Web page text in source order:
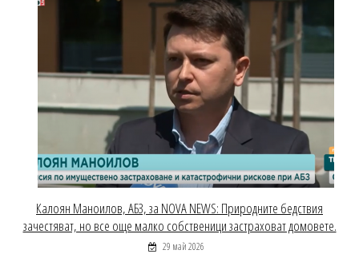
Калоян Маноилов, АБЗ, за NOVA NEWS: Природните бедствия
зачестяват, но все още малко собственици застраховат домовете.
29 май 2026